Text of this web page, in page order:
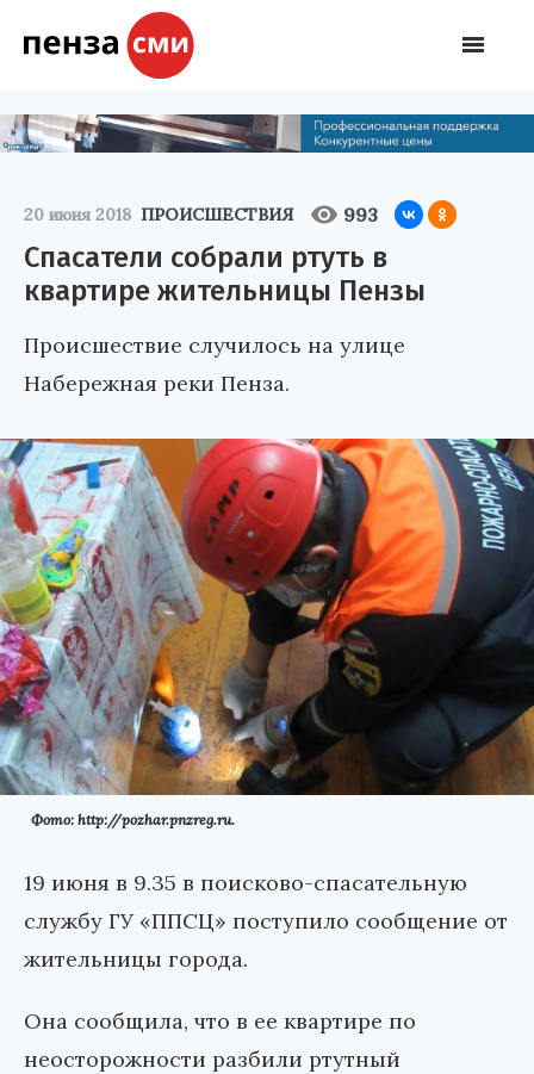
20 июня 2018 ПРОИСШЕСТВИЯ 993
Спасатели собрали ртуть в
квартире жительницы Пензы
Происшествие случилось на улице
Набережная реки Пенза.
Фото: http://pozhar.pnzreg.ru.
19 июня в 9.35 в поисково-спасательную
службу ГУ «ППСЦ» поступило сообщение от
жительницы города.
Она сообщила, что в ее квартире по
неосторожности разбили ртутный